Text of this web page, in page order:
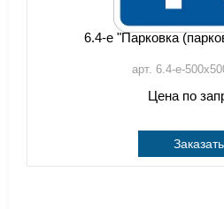
6.4-e "Парковка
арт. 6.4-e-
Цена по
Заказать